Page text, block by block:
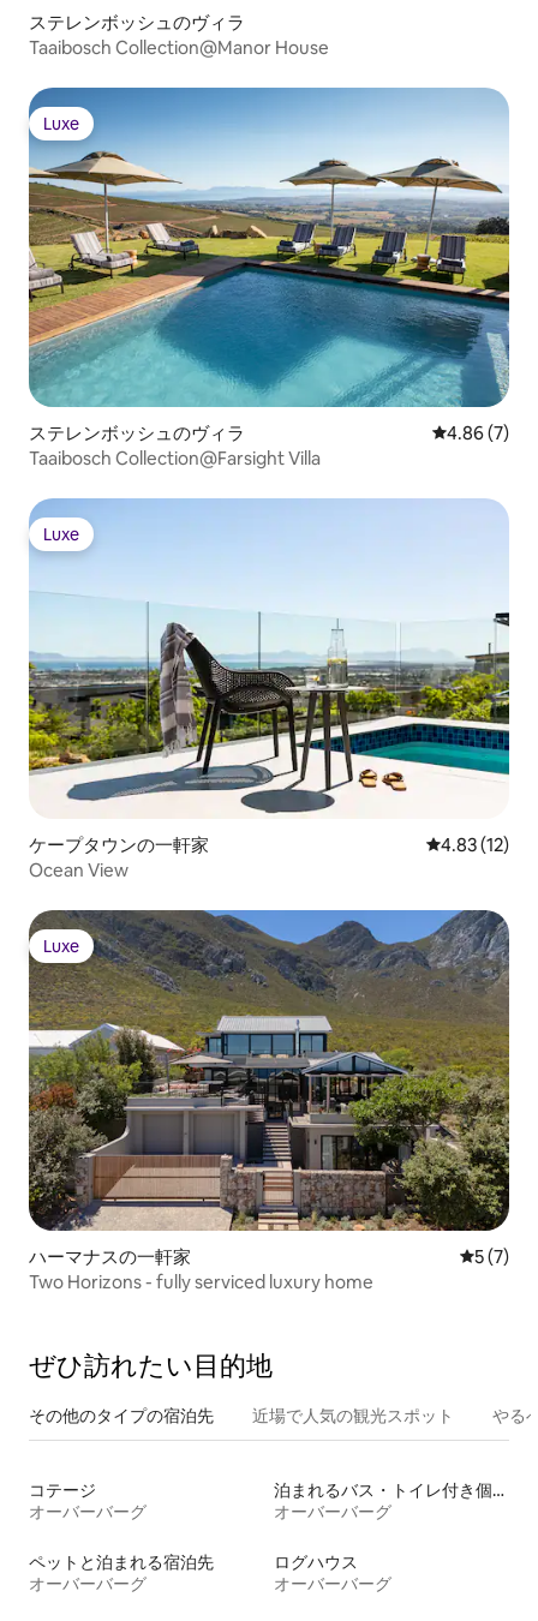
ステレンボッシュのヴィラ
Taaibosch Collection@Manor House
Luxe
Luxe
ステレンボッシュのヴィラ レビュー7
4.86 (7)
Taaibosch Collection@Farsight Villa
Luxe
Luxe
ケープタウンの一軒家 レビュー12
4.83 (12)
Ocean View
Luxe
Luxe
ハーマナスの一軒家 レビュー
5 (7)
Two Horizons - fully serviced luxury home
ぜひ訪⁠れ⁠た⁠い目⁠的⁠地
その他のタ⁠イ⁠プ⁠の宿⁠泊⁠先 近場で人気の観光スポット やる
コテージ
オーバーバーグ
泊まれるバス・トイレ付き個室
オーバーバーグ
ペットと泊まれる宿泊先
オーバーバーグ
ログハウス
オーバーバーグ